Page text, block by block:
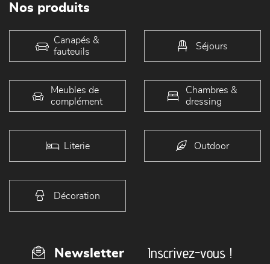
Nos produits
Canapés &
fauteuils
Séjours
Meubles de
complément
Chambres &
dressing
Literie Outdoor
Décoration
Newsletter Inscrivez-vous !